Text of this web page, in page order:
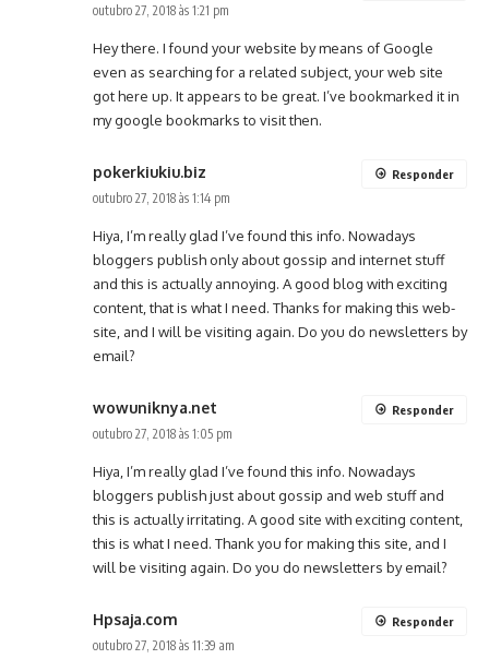
outubro 27, 2018 às 1:21 pm
Hey there. I found your website by means of Google
even as searching for a related subject, your web site
got here up. It appears to be great. I’ve bookmarked it in
my google bookmarks to visit then.
pokerkiukiu.biz
outubro 27, 2018 às 1:14 pm
Hiya, I’m really glad I’ve found this info. Nowadays
bloggers publish only about gossip and internet stuff
and this is actually annoying. A good blog with exciting
content, that is what I need. Thanks for making this web-
site, and I will be visiting again. Do you do newsletters by
email?
Responder
wowuniknya.net
outubro 27, 2018 às 1:05 pm
Hiya, I’m really glad I’ve found this info. Nowadays
bloggers publish just about gossip and web stuff and
this is actually irritating. A good site with exciting content,
this is what I need. Thank you for making this site, and I
will be visiting again. Do you do newsletters by email?
Responder
Hpsaja.com
outubro 27, 2018 às 11:39 am
Responder